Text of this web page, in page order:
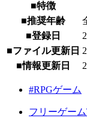
■特徴
■推奨年齢
■登録日
■ファイル更新日
■情報更新日
#RPGゲーム
フリーゲー